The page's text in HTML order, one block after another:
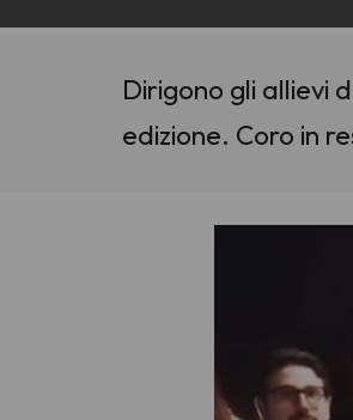
Dirigono gli allievi
edizione. Coro in